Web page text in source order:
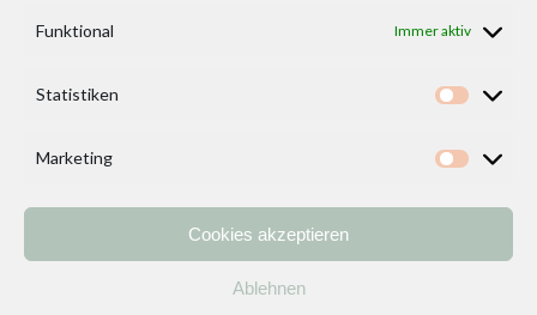
Funktional Immer aktiv
Statistiken
Marketing
Cookies akzeptieren
Ablehnen
Kontakt